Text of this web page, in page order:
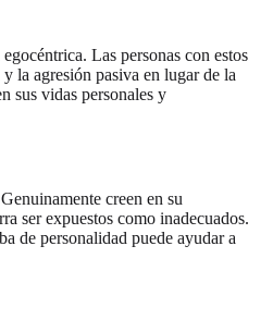
Las personas con estos
la agresión pasiva en lugar de la
sus vidas personales y
creen en su
ser expuestos como inadecuados.
de personalidad puede ayudar a